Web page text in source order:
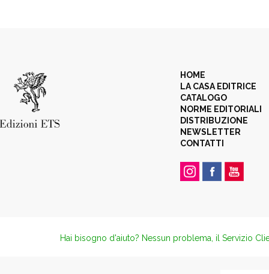
HOME
LA CASA EDITRICE
CATALOGO
NORME EDITORIALI
DISTRIBUZIONE
NEWSLETTER
CONTATTI
Hai bisogno d'aiuto? Nessun problema, il Servizio